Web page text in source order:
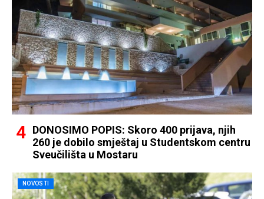
DONOSIMO POPIS: Skoro 400 prijava, njih
260 je dobilo smještaj u Studentskom centru
Sveučilišta u Mostaru
NOVOSTI